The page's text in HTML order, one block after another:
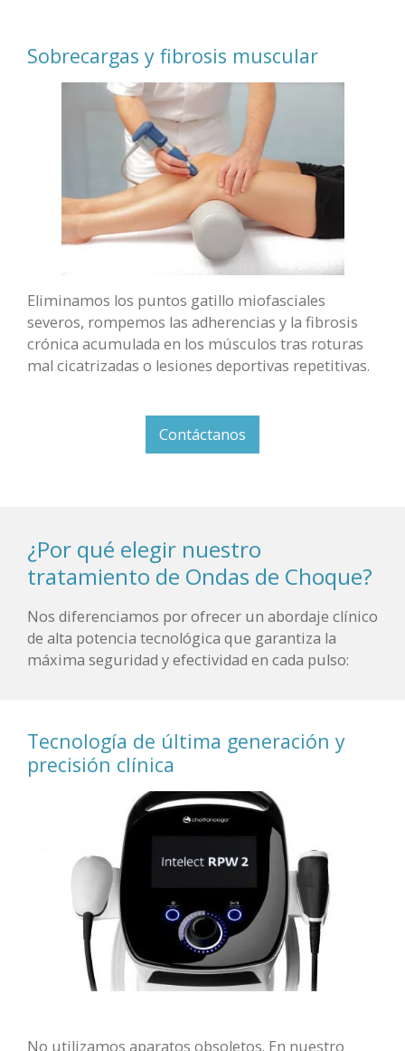
Sobrecargas y fibrosis muscular
Eliminamos los puntos gatillo miofasciales
severos, rompemos las adherencias y la fibrosis
crónica acumulada en los músculos tras roturas
mal cicatrizadas o lesiones deportivas repetitivas.
Contáctanos
¿Por qué elegir nuestro
tratamiento de Ondas de Choque?
Nos diferenciamos por ofrecer un abordaje clínico
de alta potencia tecnológica que garantiza la
máxima seguridad y efectividad en cada pulso:
Tecnología de última generación y
precisión clínica
No utilizamos aparatos obsoletos. En nuestro